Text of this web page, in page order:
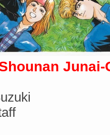
Junai-